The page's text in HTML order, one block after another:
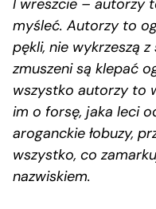
I wreszcie – autorzy
myśleć. Autorzy to
pękli, nie wykrzeszą
zmuszeni są klepać
wszystko autorzy to
im o forsę, jaka leci
aroganckie łobuzy,
wszystko, co
nazwiskiem.